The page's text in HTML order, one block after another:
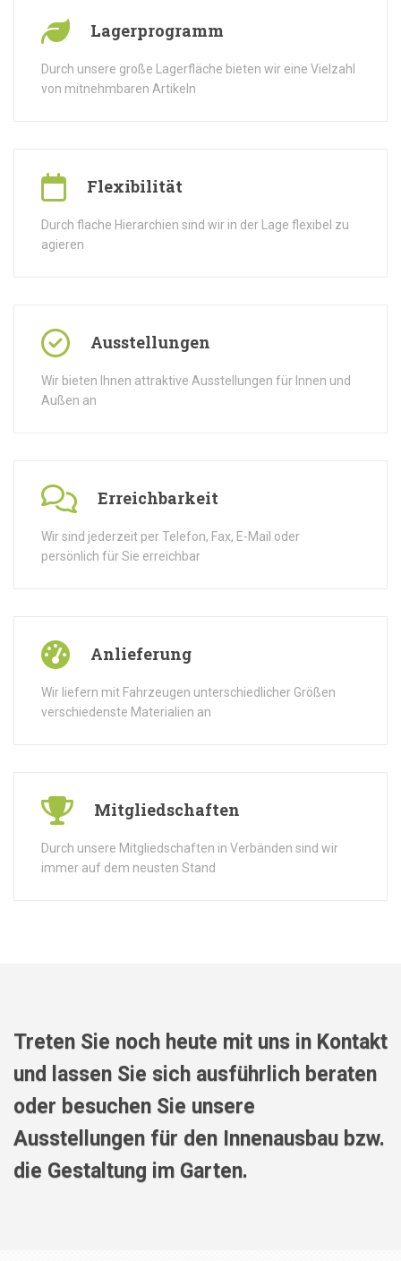
Lagerprogramm
Durch unsere große Lagerfläche bieten wir eine Vielzahl
von mitnehmbaren Artikeln
Flexibilität
Durch flache Hierarchien sind wir in der Lage flexibel zu
agieren
Ausstellungen
Wir bieten Ihnen attraktive Ausstellungen für Innen und
Außen an
Erreichbarkeit
Wir sind jederzeit per Telefon, Fax, E-Mail oder
persönlich für Sie erreichbar
Anlieferung
Wir liefern mit Fahrzeugen unterschiedlicher Größen
verschiedenste Materialien an
Mitgliedschaften
Durch unsere Mitgliedschaften in Verbänden sind wir
immer auf dem neusten Stand
Treten Sie noch heute mit uns in Kontakt
und lassen Sie sich ausführlich beraten
oder besuchen Sie unsere
Ausstellungen für den Innenausbau bzw.
die Gestaltung im Garten.